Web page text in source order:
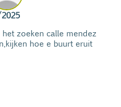
zoeken calle mendez
hoe e buurt eruit